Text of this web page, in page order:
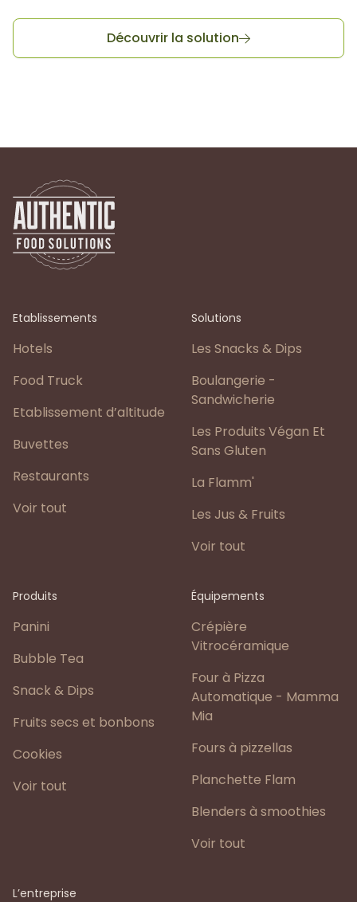
Découvrir la solution
Etablissements
Hotels
Food Truck
Etablissement d’altitude
Buvettes
Restaurants
Voir tout
Solutions
Les Snacks & Dips
Boulangerie -
Sandwicherie
Les Produits Végan Et
Sans Gluten
La Flamm'
Les Jus & Fruits
Voir tout
Produits
Panini
Bubble Tea
Snack & Dips
Fruits secs et bonbons
Cookies
Voir tout
Équipements
Crépière
Vitrocéramique
Four à Pizza
Automatique - Mamma
Mia
Fours à pizzellas
Planchette Flam
Blenders à smoothies
Voir tout
L’entreprise